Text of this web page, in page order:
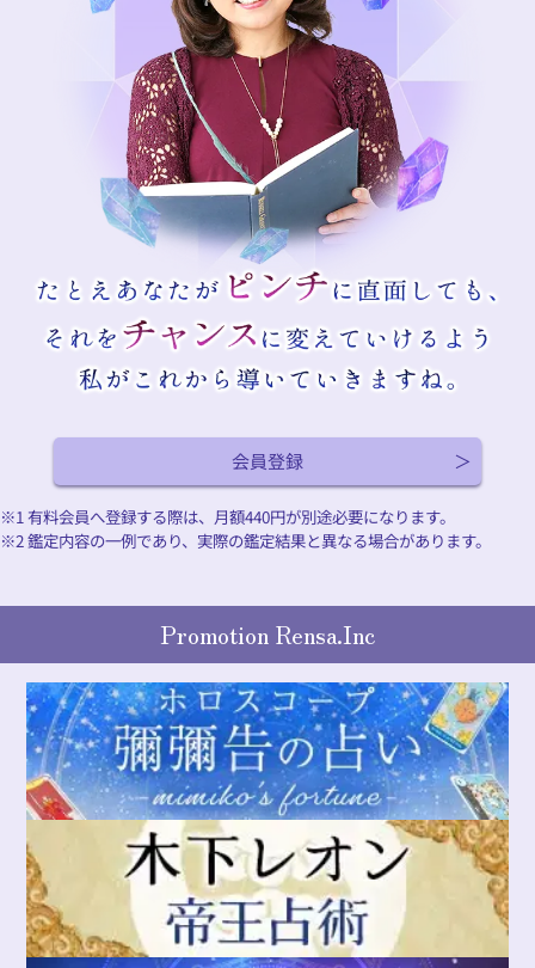
会員登録
※1 有料会員へ登録する際は、月額440円が別途必要になります。
※2 鑑定内容の一例であり、実際の鑑定結果と異なる場合があります。
Promotion Rensa.Inc